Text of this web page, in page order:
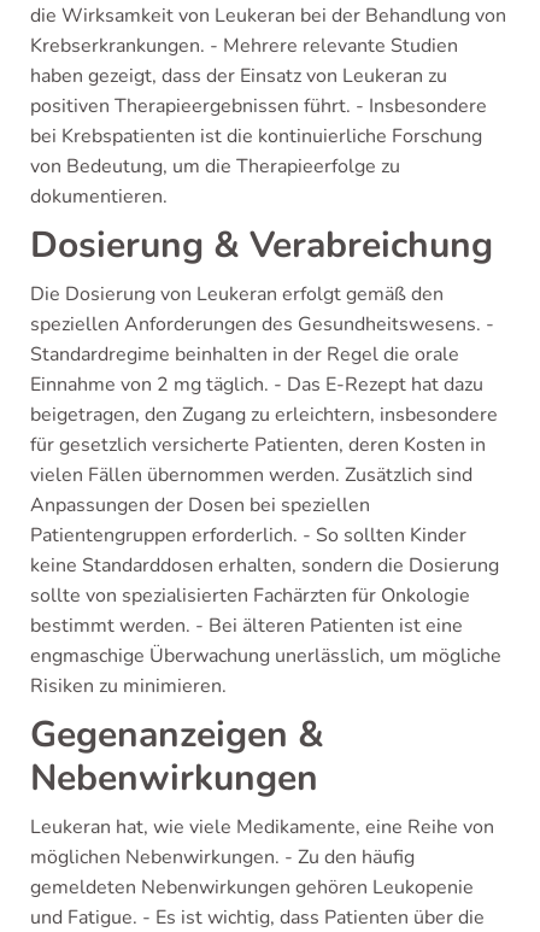
die Wirksamkeit von Leukeran bei der Behandlung von
Krebserkrankungen. - Mehrere relevante Studien
haben gezeigt, dass der Einsatz von Leukeran zu
positiven Therapieergebnissen führt. - Insbesondere
bei Krebspatienten ist die kontinuierliche Forschung
von Bedeutung, um die Therapieerfolge zu
dokumentieren.
Dosierung & Verabreichung
Die Dosierung von Leukeran erfolgt gemäß den
speziellen Anforderungen des Gesundheitswesens. -
Standardregime beinhalten in der Regel die orale
Einnahme von 2 mg täglich. - Das E-Rezept hat dazu
beigetragen, den Zugang zu erleichtern, insbesondere
für gesetzlich versicherte Patienten, deren Kosten in
vielen Fällen übernommen werden. Zusätzlich sind
Anpassungen der Dosen bei speziellen
Patientengruppen erforderlich. - So sollten Kinder
keine Standarddosen erhalten, sondern die Dosierung
sollte von spezialisierten Fachärzten für Onkologie
bestimmt werden. - Bei älteren Patienten ist eine
engmaschige Überwachung unerlässlich, um mögliche
Risiken zu minimieren.
Gegenanzeigen &
Nebenwirkungen
Leukeran hat, wie viele Medikamente, eine Reihe von
möglichen Nebenwirkungen. - Zu den häufig
gemeldeten Nebenwirkungen gehören Leukopenie
und Fatigue. - Es ist wichtig, dass Patienten über die